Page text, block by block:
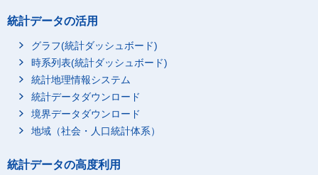
統計データの活用
グラフ(統計ダッシュボード)
時系列表(統計ダッシュボード)
統計地理情報システム
統計データダウンロード
境界データダウンロード
地域（社会・人口統計体系）
統計データの高度利用